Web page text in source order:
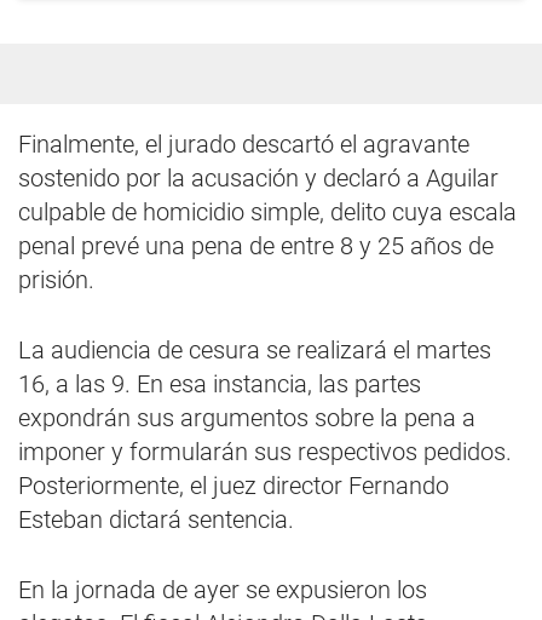
Finalmente, el jurado descartó el agravante
sostenido por la acusación y declaró a Aguilar
culpable de homicidio simple, delito cuya escala
penal prevé una pena de entre 8 y 25 años de
prisión.
La audiencia de cesura se realizará el martes
16, a las 9. En esa instancia, las partes
expondrán sus argumentos sobre la pena a
imponer y formularán sus respectivos pedidos.
Posteriormente, el juez director Fernando
Esteban dictará sentencia.
En la jornada de ayer se expusieron los